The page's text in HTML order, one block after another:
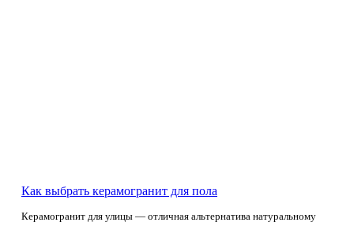
Как выбрать керамогранит для пола
Керамогранит для улицы — отличная альтернатива натуральному